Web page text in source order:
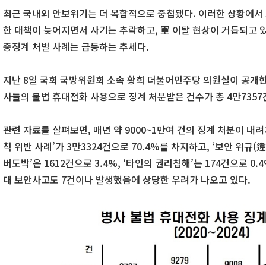
최근 국내외 안보위기는 더 복합적으로 중첩됐다. 이러한 상황에
한 대책이 늦어지면서 사기는 추락하고, 軍 이탈 현상이 거듭되고
중징계 처벌 사례는 급등하는 추세다.
지난 8일 국회 국방위원회 소속 황희 더불어민주당 의원실이 공개
사들의 불법 휴대전화 사용으로 징계 처분받은 건수가 총 4만
관련 자료를 살펴보면, 매년 약 9000~1만여 건의 징계 처분이 내
칙 위반 사례’가 3만3324건으로 70.4%를 차지하고, ‘보안 위규(
버도박’은 1612건으로 3.4%, ‘타인의 권리침해’는 174건으로
대 보안사고도 7건이나 발생했음에 상당한 우려가 나오고 있다.